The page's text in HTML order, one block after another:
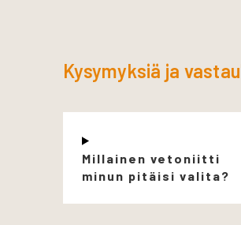
Kysymyksiä ja
Millainen vetoniitti
minun pitäisi valita?